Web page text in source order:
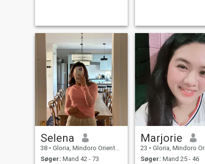
Selena
38 • Gloria, Mindoro Oriental, Filippinerne
Søger: Mand 42 - 73
Marjorie
23 • Gloria, Mindoro Oriental,
Søger: Mand 25 - 46